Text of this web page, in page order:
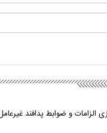
الزامات و ضوابط پدافند